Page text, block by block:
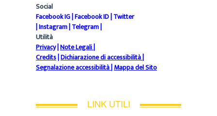
Social
Facebook IG|Facebook ID|Twitter
|Instagram|Telegram|
Utilità
Privacy|Note Legali|
Credits|Dichiarazione di accessibilità|
Segnalazione accessibilità|Mappa del Sito
LINK UTILI